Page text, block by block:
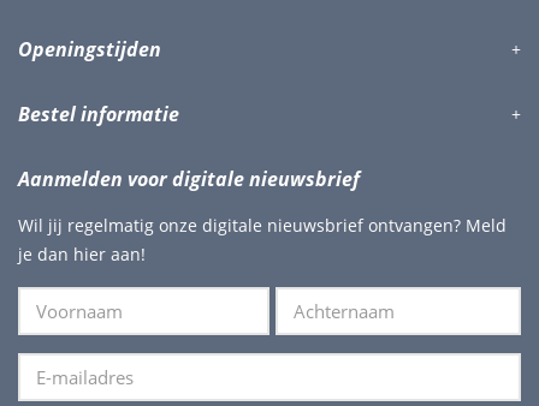
Openingstijden
Bestel informatie
Aanmelden voor digitale nieuwsbrief
Wil jij regelmatig onze digitale nieuwsbrief ontvangen? Meld
je dan hier aan!